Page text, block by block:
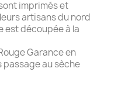
imprimés et
artisans du nord
est découpée à la
Garance en
passage au sèche